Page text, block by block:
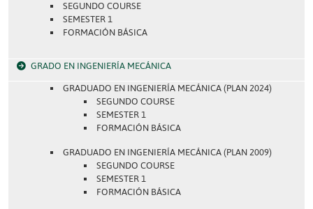
SEGUNDO COURSE
SEMESTER 1
FORMACIÓN BÁSICA
GRADO EN INGENIERÍA MECÁNICA
GRADUADO EN INGENIERÍA MECÁNICA (PLAN 2024)
SEGUNDO COURSE
SEMESTER 1
FORMACIÓN BÁSICA
GRADUADO EN INGENIERÍA MECÁNICA (PLAN 2009)
SEGUNDO COURSE
SEMESTER 1
FORMACIÓN BÁSICA